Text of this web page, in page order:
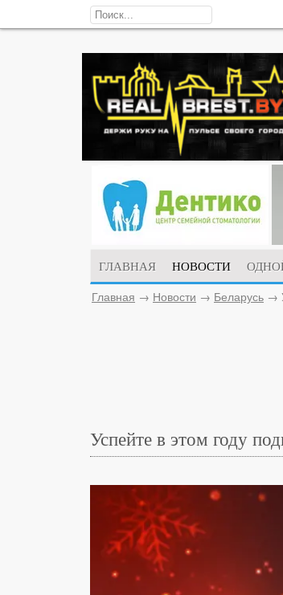
ГЛАВНАЯ НОВОСТИ
Главная → Новости → Беларусь →
Успейте в этом году